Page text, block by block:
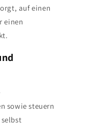
auf einen
einen
sowie steuern